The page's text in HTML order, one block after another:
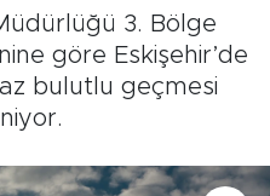
3. Bölge
göre Eskişehir’de
az bulutlu geçmesi